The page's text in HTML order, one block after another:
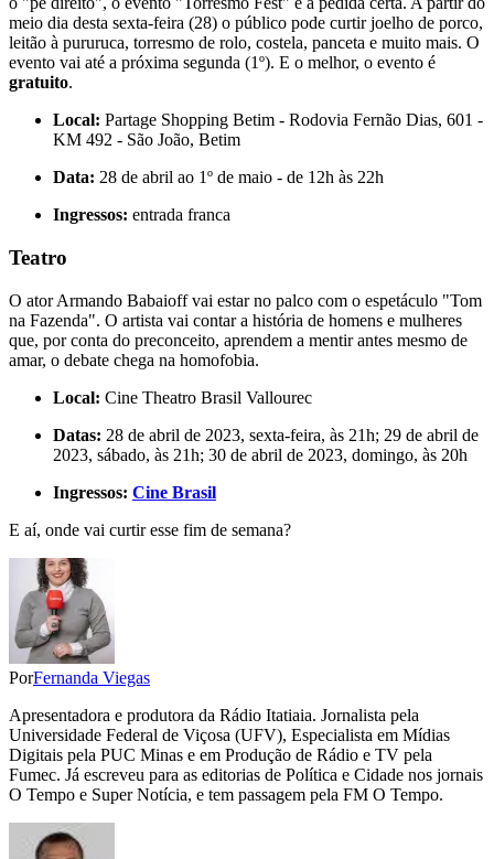
meio dia desta sexta-feira (28) o público pode curtir joelho de porco,
leitão à pururuca, torresmo de rolo, costela, panceta e muito mais. O
evento vai até a próxima segunda (1º). E o melhor, o evento é
gratuito.
Local: Partage Shopping Betim - Rodovia Fernão Dias, 601 -
KM 492 - São João, Betim
Data: 28 de abril ao 1º de maio - de 12h às 22h
Ingressos: entrada franca
Teatro
O ator Armando Babaioff vai estar no palco com o espetáculo "Tom
na Fazenda". O artista vai contar a história de homens e mulheres
que, por conta do preconceito, aprendem a mentir antes mesmo de
amar, o debate chega na homofobia.
Local: Cine Theatro Brasil Vallourec
Datas: 28 de abril de 2023, sexta-feira, às 21h; 29 de abril de
2023, sábado, às 21h; 30 de abril de 2023, domingo, às 20h
Ingressos: Cine Brasil
E aí, onde vai curtir esse fim de semana?
PorFernanda Viegas
Apresentadora e produtora da Rádio Itatiaia. Jornalista pela
Universidade Federal de Viçosa (UFV), Especialista em Mídias
Digitais pela PUC Minas e em Produção de Rádio e TV pela
Fumec. Já escreveu para as editorias de Política e Cidade nos jornais
O Tempo e Super Notícia, e tem passagem pela FM O Tempo.